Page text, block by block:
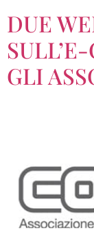
DUE
GLI